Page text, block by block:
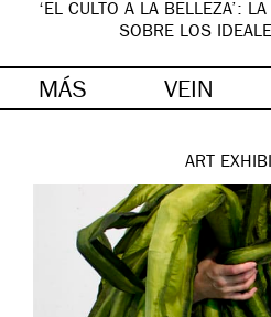
‘EL CULTO A LA BELLEZA’:
SOBRE LOS
MÁS VEIN
ART